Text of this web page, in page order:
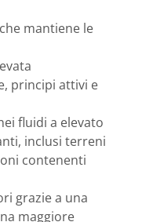
mantiene le
principi attivi e
fluidi a elevato
inclusi terreni
contenenti
grazie a una
maggiore